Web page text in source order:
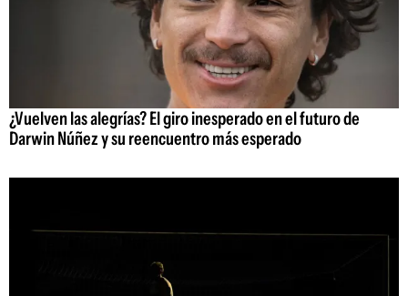
¿Vuelven las alegrías? El giro inesperado en el futuro de
Darwin Núñez y su reencuentro más esperado